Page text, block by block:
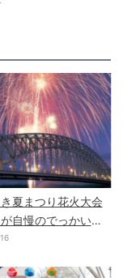
夏まつり花火大会
が自慢のでっかい花